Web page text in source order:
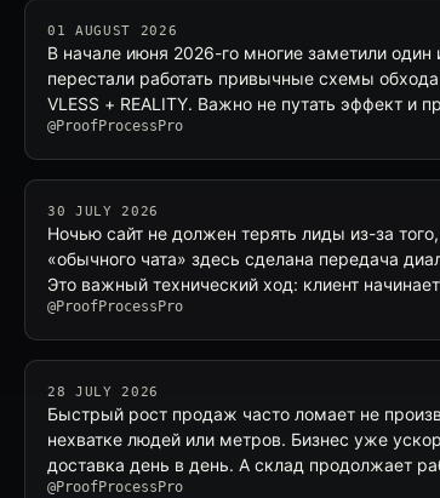
01 AUGUST 2026
В начале июня 2026-го многие заметили один
перестали работать привычные схемы
VLESS + REALITY. Важно не путать эффект и
@ProofProcessPro
30 JULY 2026
Ночью сайт не должен терять лиды из-за
«обычного чата» здесь сделана передача
Это важный технический ход: клиент
@ProofProcessPro
28 JULY 2026
Быстрый рост продаж часто ломает не
нехватке людей или метров. Бизнес уже
доставка день в день. А склад продолжает
@ProofProcessPro